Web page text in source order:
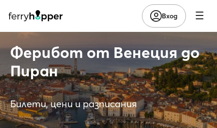
Вход
Ферибот от Венеция до
Пиран
Билети, цени и разписания